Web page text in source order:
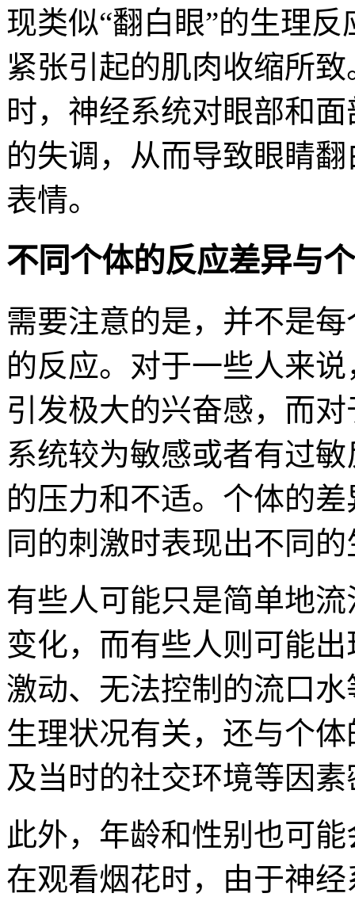
现类似“翻白眼”的生理
紧张引起的肌肉收缩所
时，神经系统对眼部和
的失调，从而导致眼睛
表情。
不同个体的反应差异与
需要注意的是，并不是
的反应。对于一些人来
引发极大的兴奋感，而
系统较为敏感或者有过
的压力和不适。个体的
同的刺激时表现出不同
有些人可能只是简单地
变化，而有些人则可能
激动、无法控制的流口
生理状况有关，还与个
及当时的社交环境等因
此外，年龄和性别也可
在观看烟花时，由于神